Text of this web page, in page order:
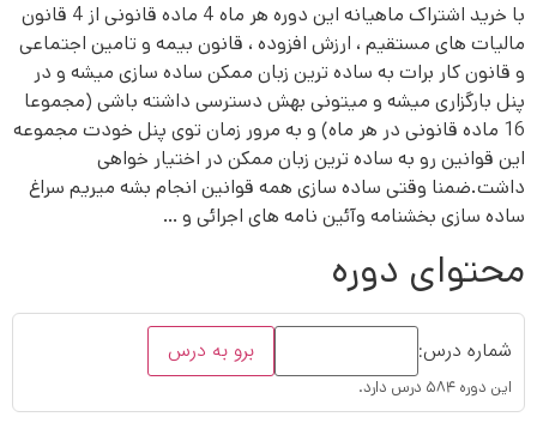
با خرید اشتراک ماهیانه این دوره هر ماه 4 ماده قانونی از 4 قانون
مالیات های مستقیم ، ارزش افزوده ، قانون بیمه و تامین اجتماعی
و قانون کار برات به ساده ترین زبان ممکن ساده سازی میشه و در
پنل بارگزاری میشه و میتونی بهش دسترسی داشته باشی (مجموعا
16 ماده قانونی در هر ماه) و به مرور زمان توی پنل خودت مجموعه
این قوانین رو به ساده ترین زبان ممکن در اختیار خواهی
داشت.ضمنا وقتی ساده سازی همه قوانین انجام بشه میریم سراغ
ساده سازی بخشنامه وآئین نامه های اجرائی و …
محتوای دوره
شماره درس: برو به درس
این دوره ۵۸۴ درس دارد.